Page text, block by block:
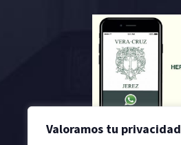
Valoramos tu privacidad